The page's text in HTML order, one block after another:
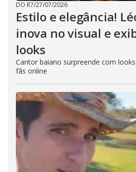
DO R7/27/07/2026
Estilo e elegância!
inova no visual e
looks
Cantor baiano surpreende com
fãs online